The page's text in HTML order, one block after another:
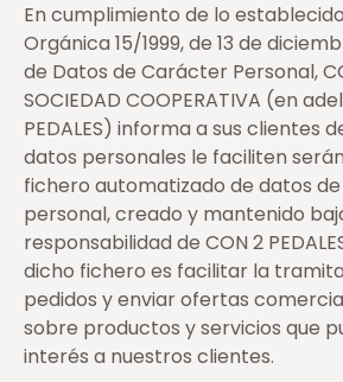
En cumplimiento de lo
Orgánica 15/1999, de 13 de
de Datos de Carácter Personal,
SOCIEDAD COOPERATIVA (en
PEDALES) informa a sus clientes
datos personales le faciliten
fichero automatizado de datos
personal, creado y mantenido
responsabilidad de CON 2
dicho fichero es facilitar la
pedidos y enviar ofertas
sobre productos y servicios que
interés a nuestros clientes.